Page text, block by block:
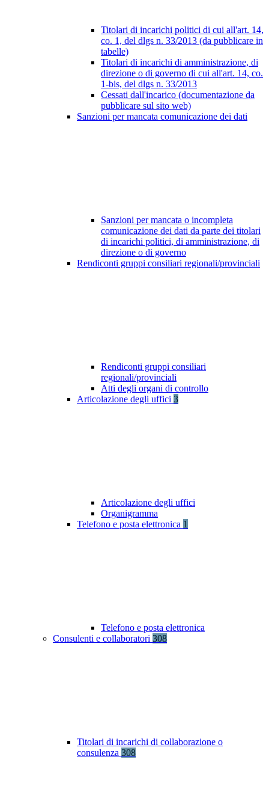
Titolari di incarichi politici di cui all'art. 14,
co. 1, del dlgs n. 33/2013 (da pubblicare in
tabelle)
Titolari di incarichi di amministrazione, di
direzione o di governo di cui all'art. 14, co.
1-bis, del dlgs n. 33/2013
Cessati dall'incarico (documentazione da
pubblicare sul sito web)
Sanzioni per mancata comunicazione dei dati
Sanzioni per mancata o incompleta
comunicazione dei dati da parte dei titolari
di incarichi politici, di amministrazione, di
direzione o di governo
Rendiconti gruppi consiliari regionali/provinciali
Rendiconti gruppi consiliari
regionali/provinciali
Atti degli organi di controllo
Articolazione degli uffici 3
Articolazione degli uffici
Organigramma
Telefono e posta elettronica 1
Telefono e posta elettronica
Consulenti e collaboratori 308
Titolari di incarichi di collaborazione o
consulenza 308